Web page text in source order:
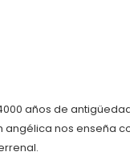
años de
nos enseña